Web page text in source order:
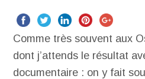
Comme très souvent aux
dont j’attends le résultat
documentaire : on y fait